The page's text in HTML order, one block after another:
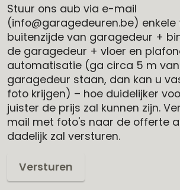
Stuur ons aub via e-mail
(info@garagedeuren.be) enkele
buitenzijde van garagedeur +
de garagedeur + vloer en
automatisatie (ga circa 5 m
garagedeur staan, dan kan u
foto krijgen) – hoe duidelijker
juister de prijs zal kunnen zijn.
mail met foto's naar de offerte
dadelijk zal versturen.
Versturen